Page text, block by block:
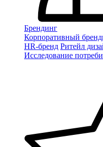
Брендинг
Корпоративный
НR-бренд Ритейл
Исследование